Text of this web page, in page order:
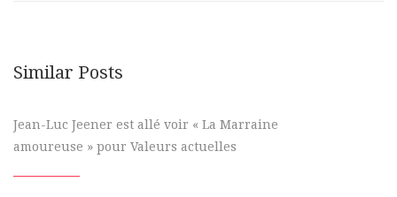
Similar Posts
Jean-Luc Jeener est allé voir « La Marraine
amoureuse » pour Valeurs actuelles